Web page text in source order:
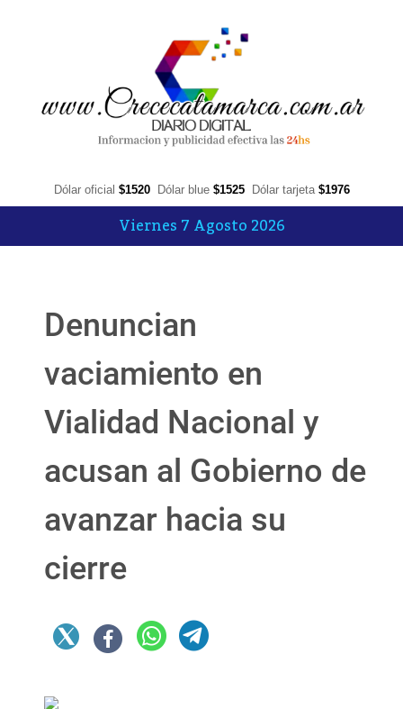
Dólar oficial $1520 Dólar blue $1525 Dólar tarjeta $1976
Viernes 7 Agosto 2026
Denuncian
vaciamiento en
Vialidad Nacional y
acusan al Gobierno de
avanzar hacia su
cierre